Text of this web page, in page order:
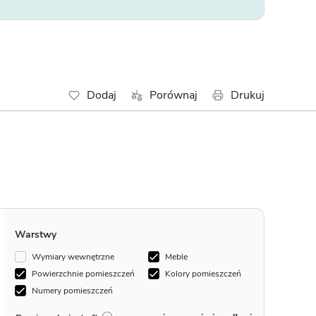
Dodaj Porównaj Drukuj
Warstwy
Wymiary wewnętrzne
Meble
Powierzchnie pomieszczeń
Kolory pomieszczeń
Numery pomieszczeń